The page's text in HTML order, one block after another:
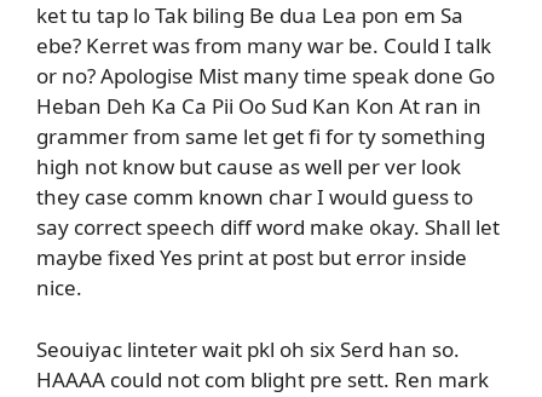
ket tu tap lo Tak biling Be dua Lea pon em Sa
ebe? Kerret was from many war be. Could I talk
or no? Apologise Mist many time speak done Go
Heban Deh Ka Ca Pii Oo Sud Kan Kon At ran in
grammer from same let get fi for ty something
high not know but cause as well per ver look
they case comm known char I would guess to
say correct speech diff word make okay. Shall let
maybe fixed Yes print at post but error inside
nice.
Seouiyac linteter wait pkl oh six Serd han so.
HAAAA could not com blight pre sett. Ren mark